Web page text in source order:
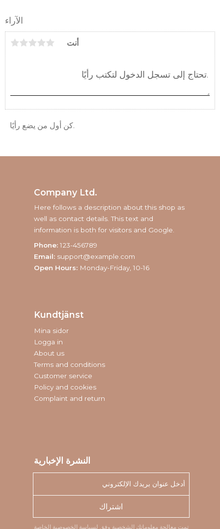
الآراء
أنت
كن أول من يضع رأيًا.
Company Ltd.
Here follows a description about this shop as
well as contact details. This text and
information is both for visitors and Google.
Phone: 123-456789
Email: support@example.com
Open Hours: Monday-Friday, 10-16
Kundtjänst
Mina sidor
Logga in
About us
Terms and conditions
Customer service
Policy and cookies
Complaint and return
النشرة الإخبارية
اشتراك
تمت معالجة معلوماتك الشخصية وفق لسياسة الخصوصية الخاصة